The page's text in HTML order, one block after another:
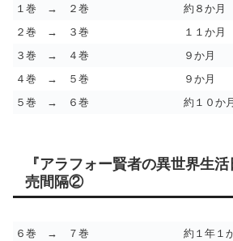
１巻 → ２巻
約８か月
２巻 → ３巻
１１か月
３巻 → ４巻
９か月
４巻 → ５巻
９か月
５巻 → ６巻
約１０か月
『アラフォー賢者の異世界生
売間隔②
６巻 → ７巻
約１年１